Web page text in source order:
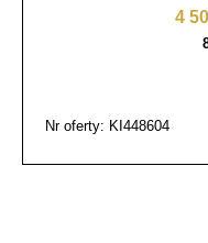
4
Nr oferty: KI448604